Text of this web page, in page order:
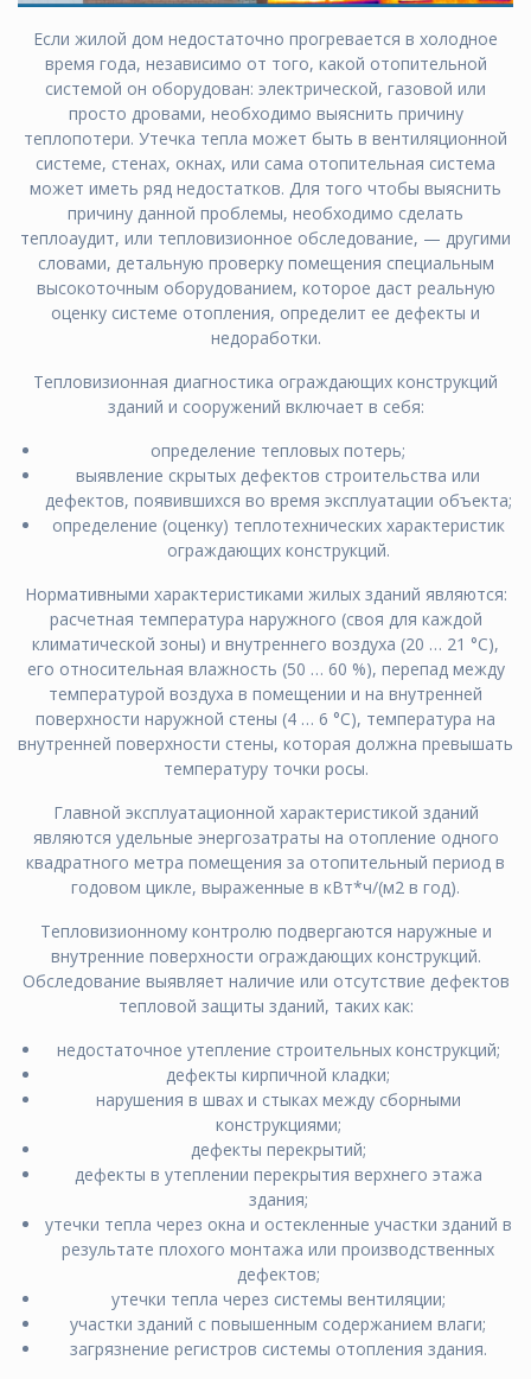
Если жилой дом недостаточно прогревается в холодное
время года, независимо от того, какой отопительной
системой он оборудован: электрической, газовой или
просто дровами, необходимо выяснить причину
теплопотери. Утечка тепла может быть в вентиляционной
системе, стенах, окнах, или сама отопительная система
может иметь ряд недостатков. Для того чтобы выяснить
причину данной проблемы, необходимо сделать
теплоаудит, или тепловизионное обследование, — другими
словами, детальную проверку помещения специальным
высокоточным оборудованием, которое даст реальную
оценку системе отопления, определит ее дефекты и
недоработки.
Тепловизионная диагностика ограждающих конструкций
зданий и сооружений включает в себя:
определение тепловых потерь;
выявление скрытых дефектов строительства или
дефектов, появившихся во время эксплуатации объекта;
определение (оценку) теплотехнических характеристик
ограждающих конструкций.
Нормативными характеристиками жилых зданий являются:
расчетная температура наружного (своя для каждой
климатической зоны) и внутреннего воздуха (20 … 21 °С),
его относительная влажность (50 … 60 %), перепад между
температурой воздуха в помещении и на внутренней
поверхности наружной стены (4 … 6 °С), температура на
внутренней поверхности стены, которая должна превышать
температуру точки росы.
Главной эксплуатационной характеристикой зданий
являются удельные энергозатраты на отопление одного
квадратного метра помещения за отопительный период в
годовом цикле, выраженные в кВт*ч/(м2 в год).
Тепловизионному контролю подвергаются наружные и
внутренние поверхности ограждающих конструкций.
Обследование выявляет наличие или отсутствие дефектов
тепловой защиты зданий, таких как:
недостаточное утепление строительных конструкций;
дефекты кирпичной кладки;
нарушения в швах и стыках между сборными
конструкциями;
дефекты перекрытий;
дефекты в утеплении перекрытия верхнего этажа
здания;
утечки тепла через окна и остекленные участки зданий в
результате плохого монтажа или производственных
дефектов;
утечки тепла через системы вентиляции;
участки зданий с повышенным содержанием влаги;
загрязнение регистров системы отопления здания.